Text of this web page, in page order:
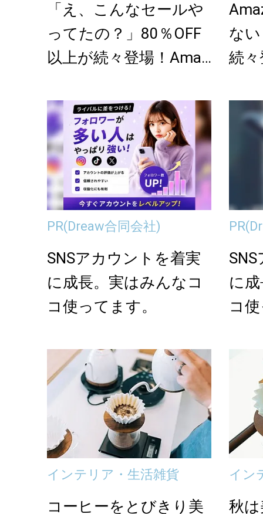
「え、こんなセールや
ってたの？」80％OFF
以上が続々登場！Amaz
な
続
PR(Dreaw合同会社)
SNSアカウントを着実
に成長。実はみんなコ
コ使ってます。
PR
に
コ
インテリア・生活雑貨
コーヒーをとびきり美
イン
秋